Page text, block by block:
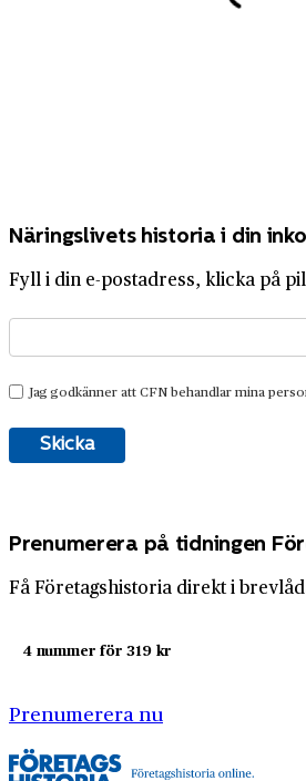
Näringslivets historia i din
Fyll i din e-postadress, klicka på
Prenumerera på tidningen
Få Företagshistoria direkt i
4 nummer för 319 kr
Prenumerera nu